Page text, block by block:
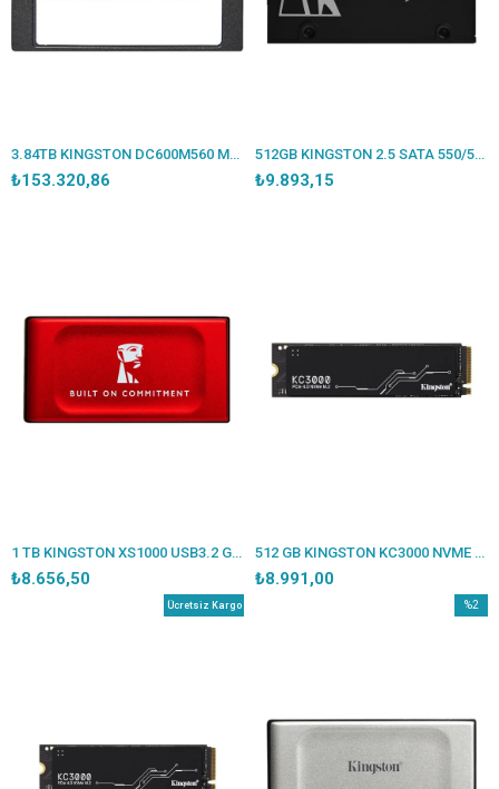
3.84TB KINGSTON DC600M560 MB/S 530MB/S 7000/6000MBS SEDC600M/3840G
₺153.320,86
512GB KINGSTON 2.5 SATA 550/500MB/S SKC600/512
₺9.893,15
1 TB KINGSTON XS1000 USB3.2 GEN2 KIRMIZI SSD SXS1000R/1000GA
₺8.656,50
512 GB KINGSTON KC3000 NVME M.2 GEN4 7000/3900MBS SKC3000S/512G
₺8.991,00
Ücretsiz Kargo
%2